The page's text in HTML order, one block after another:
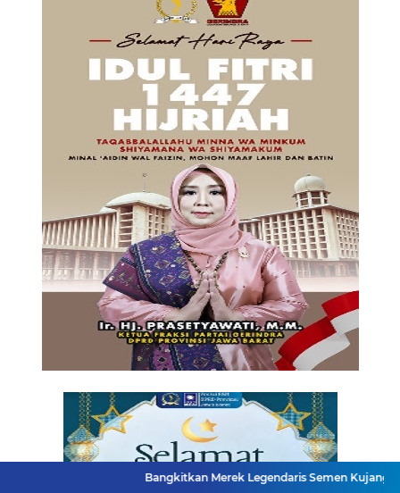
Bangkitkan Merek Legendaris Semen Kujang, SIG Bidik